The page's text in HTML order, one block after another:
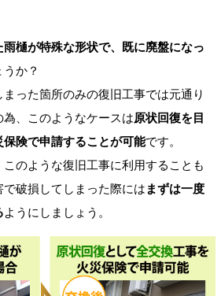
樋が特殊な形状で、既に廃盤になっ
か？
った箇所のみの復旧工事では元通り
、このようなケースは原状回復を目
険で申請することが可能です。
のような復旧工事に利用することも
破損してしまった際には まずは一度
ようにしましょう。